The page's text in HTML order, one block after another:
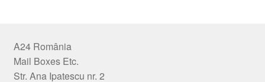
A24 România
Mail Boxes Etc.
Str. Ana Ipatescu nr. 2